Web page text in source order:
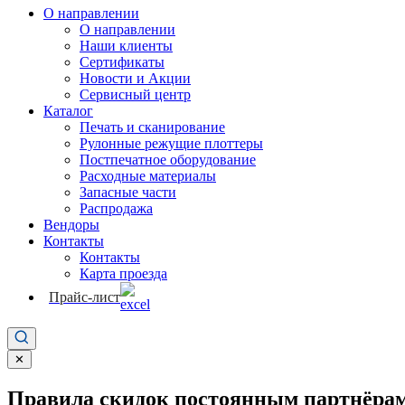
О направлении
О направлении
Наши клиенты
Сертификаты
Новости и Акции
Сервисный центр
Каталог
Печать и сканирование
Рулонные режущие плоттеры
Постпечатное оборудование
Расходные материалы
Запасные части
Распродажа
Вендоры
Контакты
Контакты
Карта проезда
Прайс-лист
✕
Правила скидок постоянным